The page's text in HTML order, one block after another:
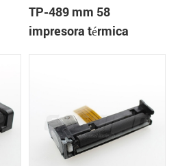
TP-489 mm 58
impresora térmica